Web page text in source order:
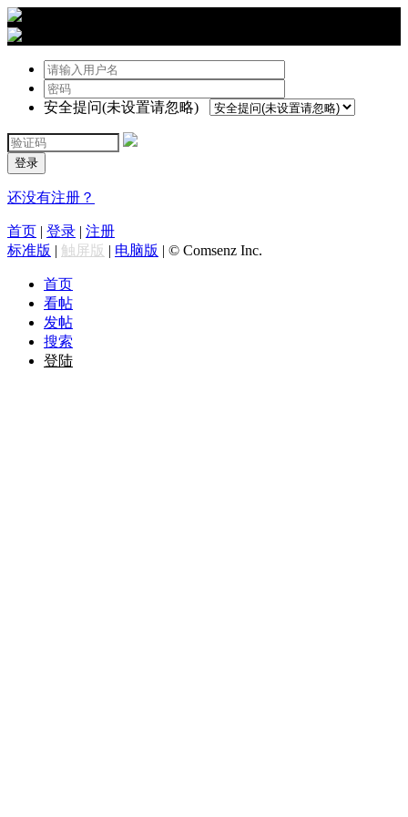
安全提问(未设置请忽略)
登录
还没有注册？
首页 | 登录 | 注册
标准版 | 触屏版 | 电脑版 | © Comsenz Inc.
首页
看帖
发帖
搜索
登陆